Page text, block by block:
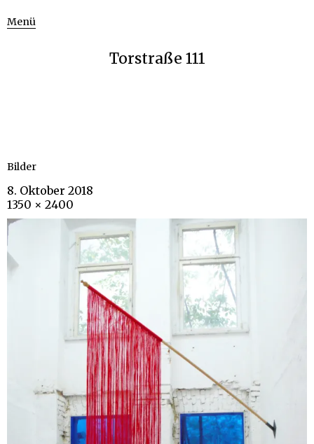
Menü
Torstraße 111
Bilder
8. Oktober 2018
1350 × 2400